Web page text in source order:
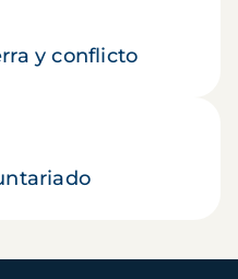
y conflicto